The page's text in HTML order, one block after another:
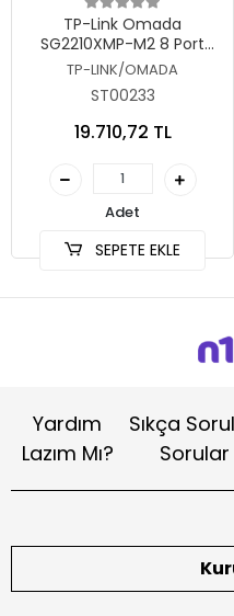
Sepete Ekle
TP-Link Omada
SG2210XMP-M2 8 Port
2.5G Gigabit PoE Switch
TP-LINK/OMADA
ST00233
19.710,72 TL
Adet
SEPETE EKLE
Yardım
Lazım Mı?
Sıkça
Sorular